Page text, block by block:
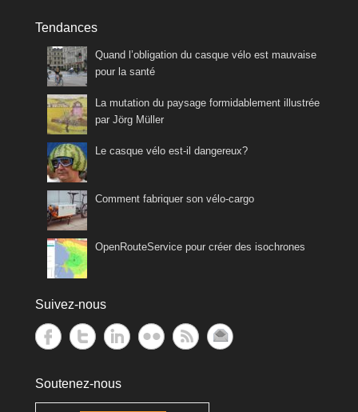
Tendances
Quand l’obligation du casque vélo est mauvaise
pour la santé
La mutation du paysage formidablement illustrée
par Jörg Müller
Le casque vélo est-il dangereux?
Comment fabriquer son vélo-cargo
OpenRouteService pour créer des isochrones
Suivez-nous
Soutenez-nous